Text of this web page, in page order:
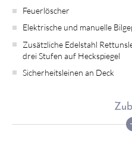
Feuerlöscher
Elektrische und manuelle
Zusätzliche Edelstahl
drei Stufen auf Heckspiegel
Sicherheitsleinen an Deck